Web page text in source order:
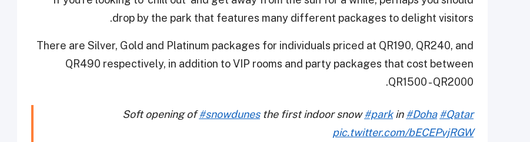
drop by the park that features many different packages to delight visitors.
There are Silver, Gold and Platinum packages for individuals priced at QR190, QR240, and
QR490 respectively, in addition to VIP rooms and party packages that cost between
QR1500 - QR2000.
Soft opening of#snowdunesthe first indoor snow#parkin#Doha #Qatar
pic.twitter.com/bECEPvjRGW